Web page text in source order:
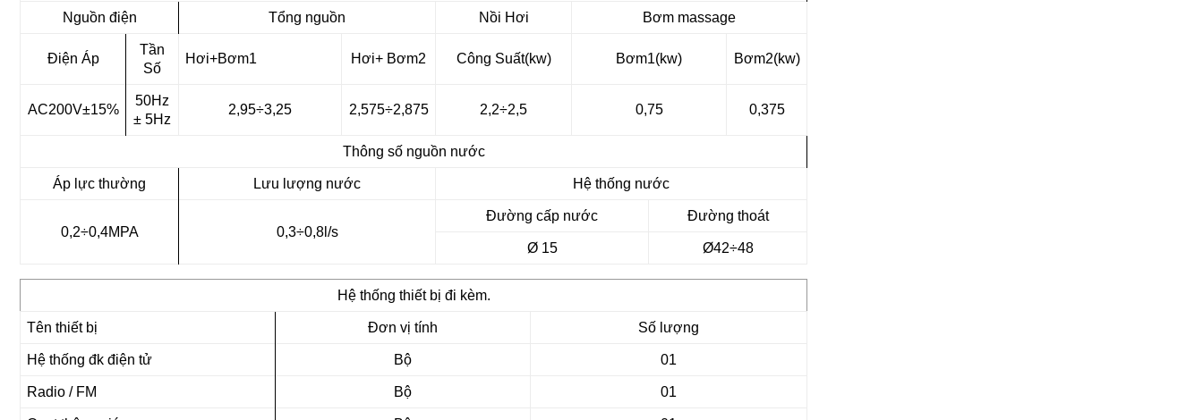
Nguồn điện Tổng nguồn Nồi Hơi Bơm massage
Điện Áp
Tần
Số
Hơi+Bơm1 Hơi+ Bơm2 Công Suất(kw) Bơm1(kw) Bơm2(kw)
AC200V±15%
50Hz
± 5Hz
2,95÷3,25 2,575÷2,875 2,2÷2,5 0,75 0,375
Thông số nguồn nước
Áp lực thường Lưu lượng nước Hệ thống nước
0,2÷0,4MPA 0,3÷0,8l/s
Đường cấp nước Đường thoát
Ø 15 Ø42÷48
Hệ thống thiết bị đi kèm.
Tên thiết bị Đơn vị tính Số lượng
Hệ thống đk điện tử Bộ 01
Radio / FM Bộ 01